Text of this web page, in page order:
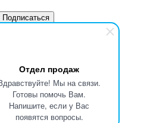
Отдел продаж
Мы на связи.
Готовы помочь Вам.
Напишите, если у Вас
появятся вопросы.
до 17:00
до 17:30